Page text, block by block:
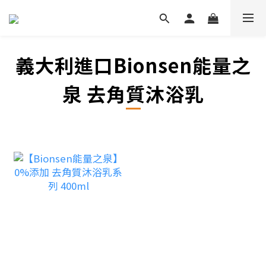
義大利進口Bionsen能量之
泉 去角質沐浴乳